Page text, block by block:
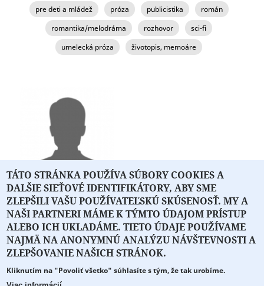
pre deti a mládež
próza publicistika
román
romantika/melodráma
rozhovor
sci-fi
umelecká próza
životopis, memoáre
Juraj Briškár
O PORTÁLI O DRUŽSTVE SPONZORI KONTAKT
Projekt z verejných fondov podporil
TÁTO STRÁNKA POUŽÍVA SÚBORY COOKIES A
DALŠIE SIEŤOVÉ IDENTIFIKÁTORY, ABY SME
ZLEPŠILI VAŠU POUŽÍVATEĽSKÚ SKÚSENOSŤ. MY A
NAŠI PARTNERI MÁME K TÝMTO ÚDAJOM PRÍSTUP
ALEBO ICH UKLADÁME. TIETO ÚDAJE POUŽÍVAME
NAJMÄ NA ANONYMNÚ ANALÝZU NÁVŠTEVNOSTI A
ZLEPŠOVANIE NAŠICH STRÁNOK.
Kliknutím na "Povoliť všetko" súhlasíte s tým, že tak urobíme.